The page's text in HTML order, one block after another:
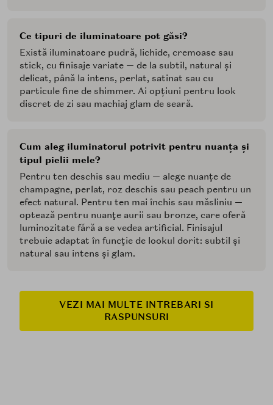
Ce tipuri de iluminatoare pot găsi?
Există iluminatoare pudră, lichide, cremoase sau
stick, cu finisaje variate — de la subtil, natural și
delicat, până la intens, perlat, satinat sau cu
particule fine de shimmer. Ai opțiuni pentru look
discret de zi sau machiaj glam de seară.
Cum aleg iluminatorul potrivit pentru nuanța și
tipul pielii mele?
Pentru ten deschis sau mediu — alege nuanțe de
champagne, perlat, roz deschis sau peach pentru un
efect natural. Pentru ten mai închis sau măsliniu —
optează pentru nuanţe aurii sau bronze, care oferă
luminozitate fără a se vedea artificial. Finisajul
trebuie adaptat în funcţie de lookul dorit: subtil și
natural sau intens și glam.
VEZI MAI MULTE INTREBARI SI
RASPUNSURI